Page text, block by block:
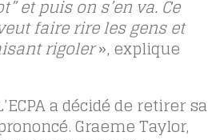
et puis on s’en va. Ce
faire rire les gens et
rigoler», explique
a décidé de retirer sa
Graeme Taylor,